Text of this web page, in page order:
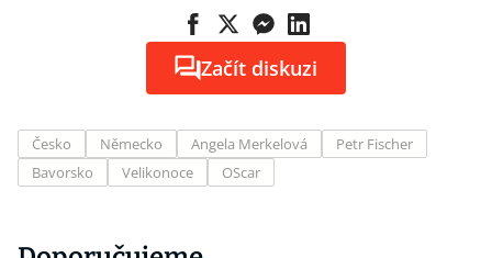
Začít diskuzi
Česko Německo Angela Merkelová
Petr Fischer
Bavorsko
Velikonoce OScar